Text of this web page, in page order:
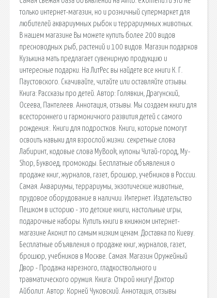
только интернет-магазин, но и розничный супермаркет для
любителей аквариумных рыбок и террариумных животных.
В нашем магазине Вы можете купить более 200 видов
пресноводных рыб, растений и 100 видов. Магазин подарков
Кузькина мать предлагает сувенирную продукцию и
интересные подарки. На ЛитРес вы найдете все книги К. Г.
Паустовского. Скачивайте, читайте или оставляйте отзывы.
Книга: Рассказы про детей. Автор: Голявкин, Драгунский,
Осеева, Пантелеев. Аннотация, отзывы. Мы создаем книги для
всестороннего и гармоничного развития детей с самого
рождения:. Книги для подростков. Книги, которые помогут
освоить навыки для взрослой жизни. секретные слова
Лабиринт, кодовые слова MyBook, купоны Читай-город, My-
Shop, Буквоед, промокоды. Бесплатные объявления о
продаже книг, журналов, газет, брошюр, учебников в России.
Самая. Аквариумы, террариумы, экзотические животные,
прудовое оборудование в наличии. Интернет. Издательство
Пешком в историю - это детские книги, настольные игры,
подарочные наборы. Купить книги в книжном интернет-
магазине Аконит по самым низким ценам. Доставка по Киеву.
Бесплатные объявления о продаже книг, журналов, газет,
брошюр, учебников в Москве. Самая. Магазин Оружейный
Двор - Продажа нарезного, гладкоствольного и
травматического оружия. Книга: Открой книгу! Доктор
Айболит. Автор: Корней Чуковский. Аннотация, отзывы